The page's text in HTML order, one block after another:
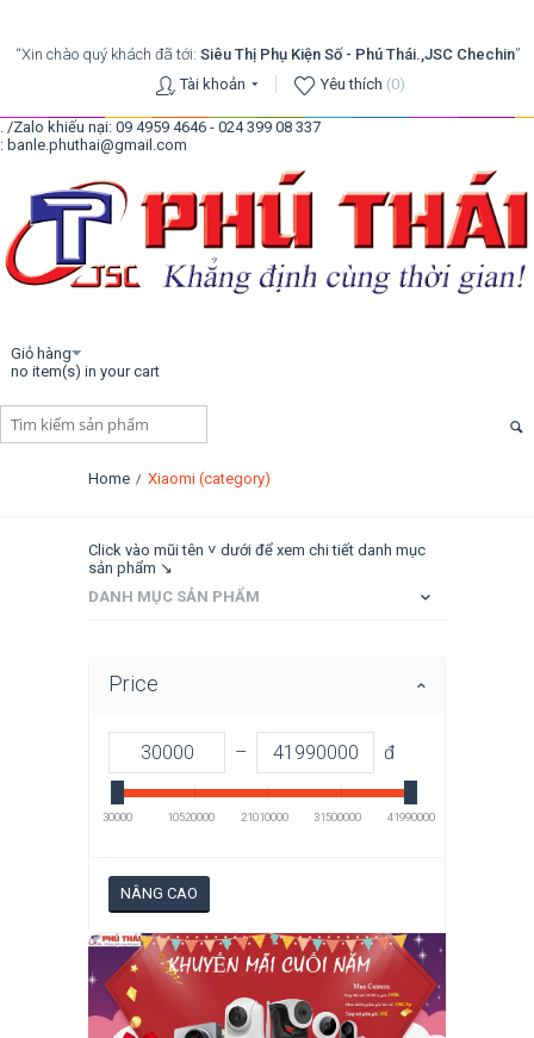
“Xin chào quý khách đã tới: Siêu Thị Phụ Kiện Số - Phú Thái.,JSC Chechin”
Tài khoản
Yêu thích (0)
. /Zalo khiếu nại: 09 4959 4646 - 024 399 08 337
: banle.phuthai@gmail.com
Giỏ hàng
no item(s) in your cart
Home / Xiaomi (category)
Click vào mũi tên ˅ dưới để xem chi tiết danh mục
sản phẩm ↘
DANH MỤC SẢN PHẨM
Price
– đ
30000 10520000 21010000 31500000 41990000
NÂNG CAO